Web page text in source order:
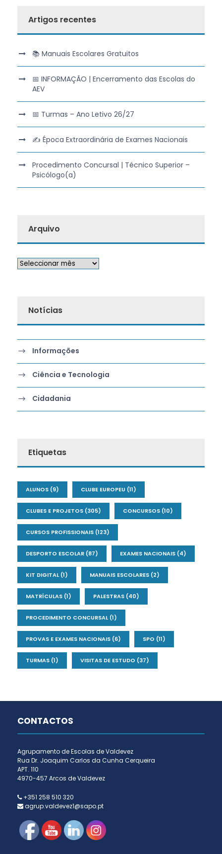
Artigos recentes
📚 Manuais Escolares Gratuitos
📅 INFORMAÇÃO | Encerramento das Escolas do
AEV
📅 Turmas – Ano Letivo 26/27
✍️ Época Extraordinária de Exames Nacionais
Procedimento Concursal | Técnico Superior –
Psicólogo(a)
Arquivo
Notícias
Informações
Ciência e Tecnologia
Cidadania
Etiquetas
ALUNOS (9) CLUBE EUROPEU (11)
CLUBES E PROJETOS (305) CONCURSOS (10)
CURSOS PROFISSIONAIS (123)
DESPORTO ESCOLAR (87) EXAMES NACIONAIS (4)
KIT DIGITAL(1) MANUAIS ESCOLARES (2)
MATRÍCULAS (1) PALESTRAS (40)
PROCEDIMENTO CONCURSAL(1)
PROVAS E EXAMES NACIONAIS (6) SPO (11)
TURMAS (1) VISITAS DE ESTUDO (37)
CONTACTOS
Agrupamento de Escolas de Valdevez
Rua Dr. Joaquim Carlos da Cunha Cerqueira
APT. 110
4970-457 Arcos de Valdevez
+351 258 510 320
agrup.valdevez1@sapo.pt